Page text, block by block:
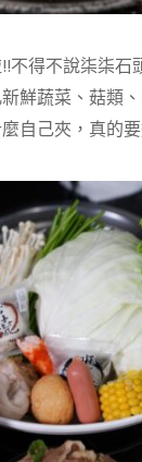
不得不說柒柒石
鮮蔬菜、菇類
自己夾，真的